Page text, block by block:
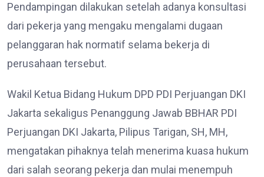
Pendampingan dilakukan setelah adanya konsultasi
dari pekerja yang mengaku mengalami dugaan
pelanggaran hak normatif selama bekerja di
perusahaan tersebut.
Wakil Ketua Bidang Hukum DPD PDI Perjuangan DKI
Jakarta sekaligus Penanggung Jawab BBHAR PDI
Perjuangan DKI Jakarta, Pilipus Tarigan, SH, MH,
mengatakan pihaknya telah menerima kuasa hukum
dari salah seorang pekerja dan mulai menempuh